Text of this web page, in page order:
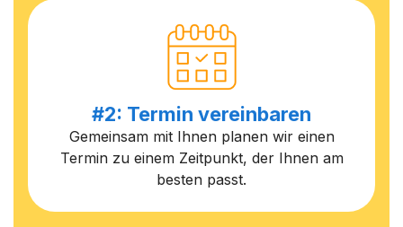
#2: Termin vereinbaren
Gemeinsam mit Ihnen planen wir einen
Termin zu einem Zeitpunkt, der Ihnen am
besten passt.